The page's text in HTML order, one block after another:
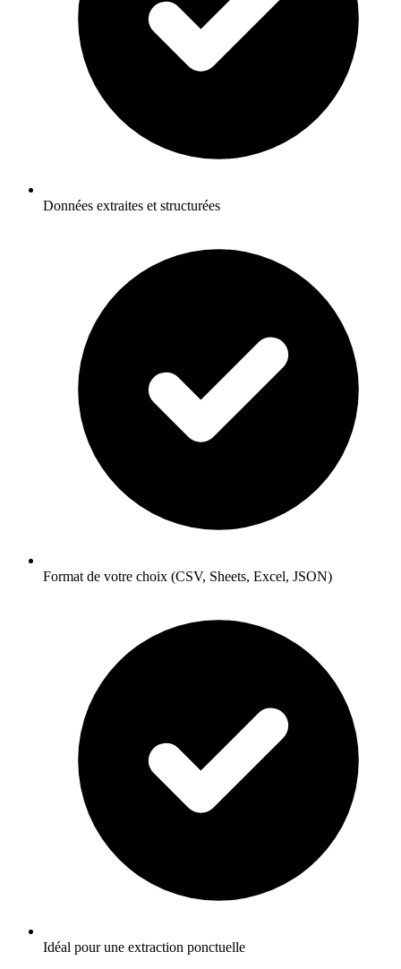
Données extraites et structurées
Format de votre choix (CSV, Sheets, Excel, JSON)
Idéal pour une extraction ponctuelle